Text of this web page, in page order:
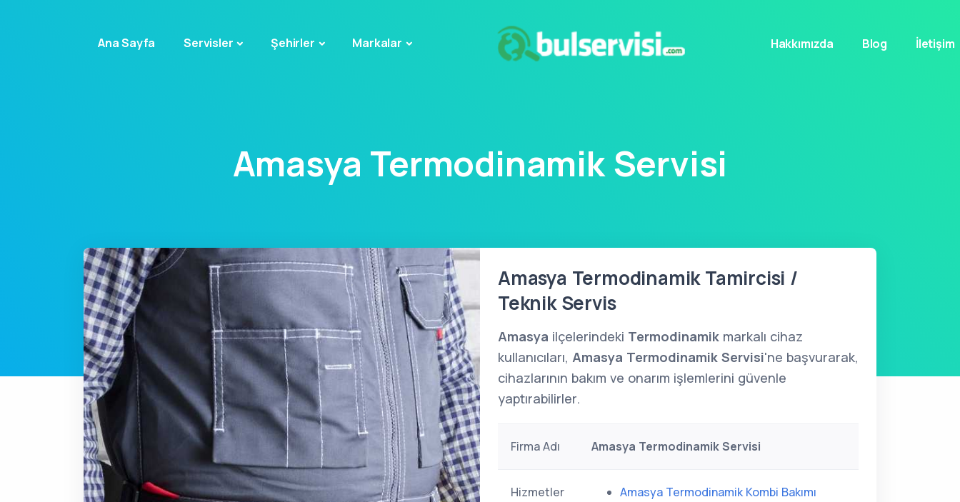
Ana Sayfa Servisler Şehirler Markalar Hakkımızda Blog İletişim
Amasya Termodinamik Servisi
Amasya Termodinamik Tamircisi /
Teknik Servis
Amasya ilçelerindeki Termodinamik markalı cihaz
kullanıcıları, Amasya Termodinamik Servisi'ne başvurarak,
cihazlarının bakım ve onarım işlemlerini güvenle
yaptırabilirler.
Firma Adı Amasya Termodinamik Servisi
Hizmetler
Amasya Termodinamik Kombi Bakımı